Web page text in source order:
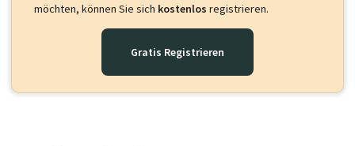
möchten, können Sie sich kostenlos registrieren.
Gratis Registrieren